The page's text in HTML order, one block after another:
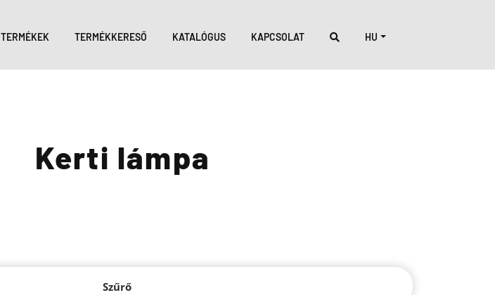
TERMÉKEK TERMÉKKERESŐ KATALÓGUS KAPCSOLAT HU
Kerti lámpa
Szűrő